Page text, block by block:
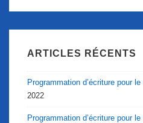
ARTICLES RÉCENTS
Programmation d’écriture pour
2022
Programmation d’écriture pour